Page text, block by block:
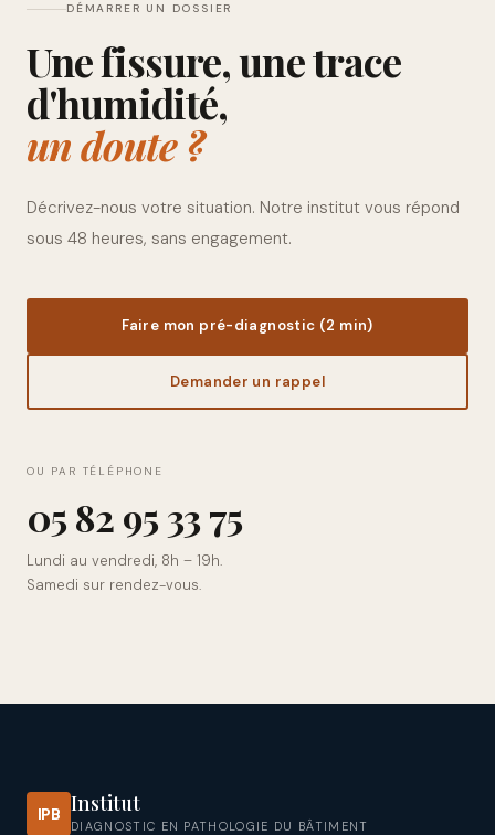
DÉMARRER UN DOSSIER
Une fissure, une trace
d'humidité,
un doute ?
Décrivez-nous votre situation. Notre institut vous répond
sous 48 heures, sans engagement.
Faire mon pré-diagnostic (2 min)
Demander un rappel
OU PAR TÉLÉPHONE
0582953375
Lundi au vendredi, 8h – 19h.
Samedi sur rendez-vous.
IPB Institut
DIAGNOSTIC EN PATHOLOGIE DU BÂTIMENT